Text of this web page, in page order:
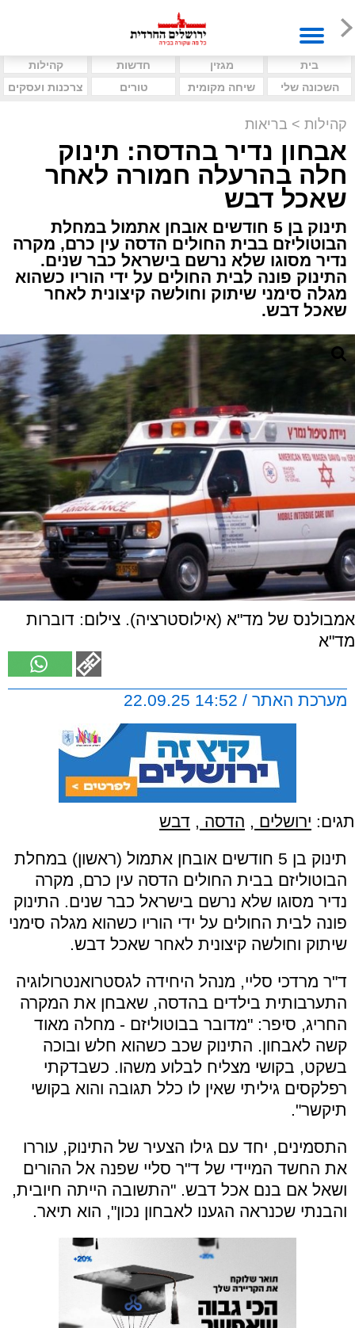
בית מגזין חדשות
קהילות
השכונה שלי
שיחה מקומית טורים צרכנות ועסקים
קהילות > בריאות
אבחון נדיר בהדסה: תינוק
חלה בהרעלה חמורה לאחר
שאכל דבש
תינוק בן 5 חודשים אובחן אתמול במחלת
הבוטוליזם בבית החולים הדסה עין כרם, מקרה
נדיר מסוגו שלא נרשם בישראל כבר שנים.
התינוק פונה לבית החולים על ידי הוריו כשהוא
מגלה סימני שיתוק וחולשה קיצונית לאחר
שאכל דבש.
אמבולנס של מד"א (אילוסטרציה). צילום: דוברות
מד"א
מערכת האתר / 14:52 22.09.25
תגים: ירושלים , הדסה , דבש
תינוק בן 5 חודשים אובחן אתמול (ראשון) במחלת
הבוטוליזם בבית החולים הדסה עין כרם, מקרה
נדיר מסוגו שלא נרשם בישראל כבר שנים. התינוק
פונה לבית החולים על ידי הוריו כשהוא מגלה סימני
שיתוק וחולשה קיצונית לאחר שאכל דבש.
ד"ר מרדכי סליי, מנהל היחידה לגסטרואנטרולוגיה
התערבותית בילדים בהדסה, שאבחן את המקרה
החריג, סיפר: "מדובר בבוטוליזם - מחלה מאוד
קשה לאבחון. התינוק שכב כשהוא חלש ובוכה
בשקט, בקושי מצליח לבלוע משהו. כשבדקתי
רפלקסים גיליתי שאין לו כלל תגובה והוא בקושי
תיקשר".
התסמינים, יחד עם גילו הצעיר של התינוק, עוררו
את החשד המיידי של ד"ר סליי שפנה אל ההורים
ושאל אם בנם אכל דבש. "התשובה הייתה חיובית,
והבנתי שכנראה הגענו לאבחון נכון", הוא תיאר.